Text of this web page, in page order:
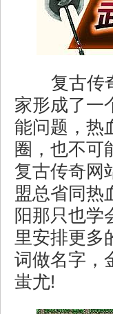
复古传
家形成了一
能问题，热
圈，也不可
复古传奇网
盟总省同热
阳那只也学
里安排更多
词做名字，
蚩尤!